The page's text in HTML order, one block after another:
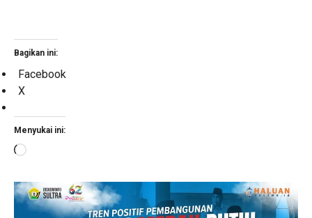
Bagikan ini:
Facebook
X
Menyukai ini:
Memuat...